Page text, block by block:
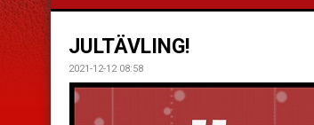
JULTÄVLING!
2021-12-12 08:58